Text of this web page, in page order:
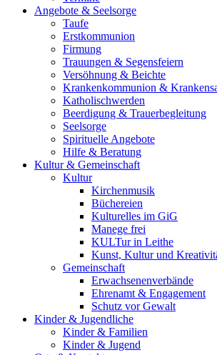
Angebote & Seelsorge
Taufe
Erstkommunion
Firmung
Trauungen & Segensfeiern
Versöhnung & Beichte
Krankenkommunion &
Katholischwerden
Beerdigung & Trauerbegleitung
Seelsorge
Spirituelle Angebote
Hilfe & Beratung
Kultur & Gemeinschaft
Kultur
Kirchenmusik
Büchereien
Kulturelles im GiG
Manege frei
KULTur in Leithe
Kunst, Kultur und
Gemeinschaft
Erwachsenenverbände
Ehrenamt & Engagement
Schutz vor Gewalt
Kinder & Jugendliche
Kinder & Familien
Kinder & Jugend